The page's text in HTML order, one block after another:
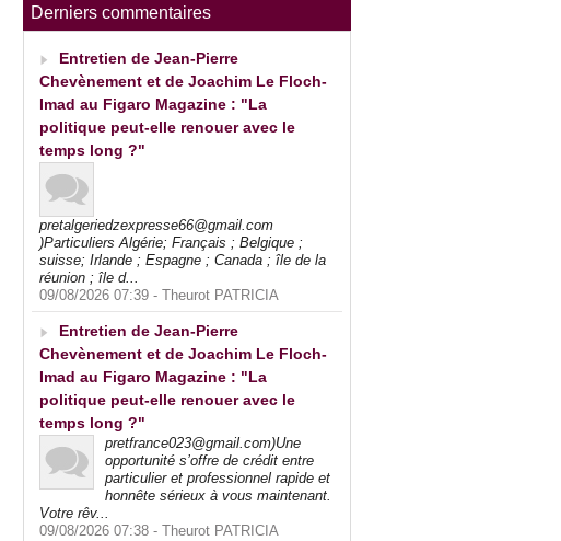
Derniers commentaires
Entretien de Jean-Pierre
Chevènement et de Joachim Le Floch-
Imad au Figaro Magazine : "La
politique peut-elle renouer avec le
temps long ?"
pretalgeriedzexpresse66@gmail.com
)Particuliers Algérie; Français ; Belgique ;
suisse; Irlande ; Espagne ; Canada ; île de la
réunion ; île d...
09/08/2026 07:39 - Theurot PATRICIA
Entretien de Jean-Pierre
Chevènement et de Joachim Le Floch-
Imad au Figaro Magazine : "La
politique peut-elle renouer avec le
temps long ?"
pretfrance023@gmail.com)Une
opportunité s’offre de crédit entre
particulier et professionnel rapide et
honnête sérieux à vous maintenant.
Votre rêv...
09/08/2026 07:38 - Theurot PATRICIA